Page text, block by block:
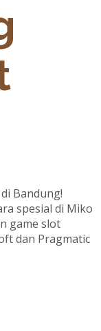
Bandung!
spesial di Miko
game slot
dan Pragmatic